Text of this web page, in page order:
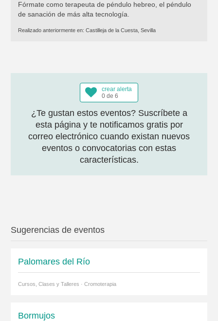
Fórmate como terapeuta de péndulo hebreo, el péndulo
de sanación de más alta tecnología.
Realizado anteriormente en: Castilleja de la Cuesta, Sevilla
crear alerta
0 de 6
¿Te gustan estos eventos? Suscríbete a
esta página y te notificamos gratis por
correo electrónico cuando existan nuevos
eventos o convocatorias con estas
características.
Sugerencias de eventos
Palomares del Río
Cursos, Clases y Talleres · Cromoterapia
Bormujos